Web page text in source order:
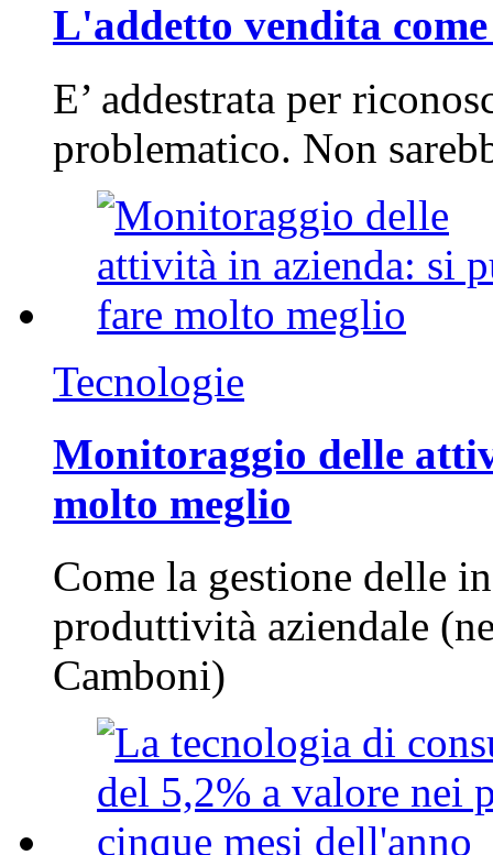
L'addetto vendita
E’ addestrata per
problematico. Non
Tecnologie
Monitoraggio delle
molto meglio
Come la gestione delle
produttività aziendale
Camboni)